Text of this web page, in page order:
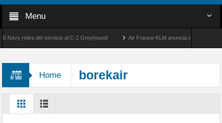
Menu
retira del servicio al C-2 Greyhound Air France-KLM anuncia a Guilhem Mallet
Home borekair